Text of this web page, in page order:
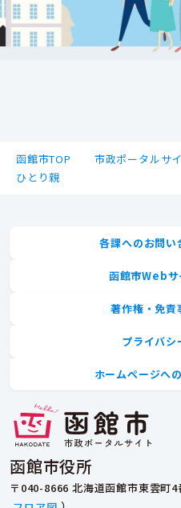
函館市TOP 市政ポータルサ
ひとり親
函館市役所
〒040-8666 北海道函館市東雲町4
各課へのお問い
函館市Web
著作権・免責
プライバシ
ホームページへ